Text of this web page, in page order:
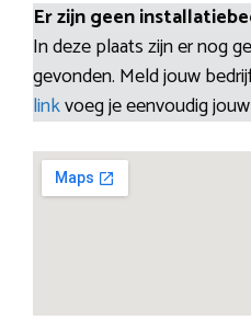
Er zijn geen
In deze plaats zijn er nog
gevonden. Meld jouw
linkvoeg je eenvoudig